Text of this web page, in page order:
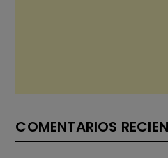
COMENTARIOS